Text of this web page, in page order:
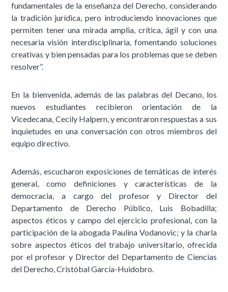
fundamentales de la enseñanza del Derecho, considerando
la tradición jurídica, pero introduciendo innovaciones que
permiten tener una mirada amplia, crítica, ágil y con una
necesaria visión interdisciplinaria, fomentando soluciones
creativas y bien pensadas para los problemas que se deben
resolver”.
En la bienvenida, además de las palabras del Decano, los
nuevos estudiantes recibieron orientación de la
Vicedecana, Cecily Halpern, y encontraron respuestas a sus
inquietudes en una conversación con otros miembros del
equipo directivo.
Además, escucharon exposiciones de temáticas de interés
general, como definiciones y características de la
democracia, a cargo del profesor y Director del
Departamento de Derecho Público, Luis Bobadilla;
aspectos éticos y campo del ejercicio profesional, con la
participación de la abogada Paulina Vodanovic; y la charla
sobre aspectos éticos del trabajo universitario, ofrecida
por el profesor y Director del Departamento de Ciencias
del Derecho, Cristóbal García-Huidobro.